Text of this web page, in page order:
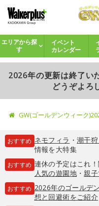
エリアから探
す
イベント
カレンダー
2026年の更新は終了い
どうぞよろ
GW(ゴールデンウィーク
おすすめ ネモフィラ ・ 潮干狩
情報を大特集
おすすめ 連休の予定はこれ
人気の遊園地・親
おすすめ 2026年のゴールデ
想と回避術をご紹介